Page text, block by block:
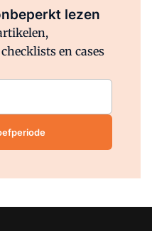
lezen
en cases